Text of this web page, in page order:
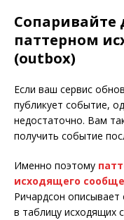
Сопаривайте
паттерном
(outbox)
Если ваш сервис
публикует событие,
недостаточно. Вам
получить событие
Именно поэтому
исходящего
Ричардсон
в таблицу исходящих